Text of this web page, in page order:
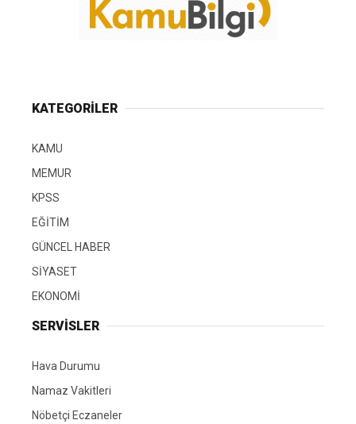
KATEGORİLER
KAMU
MEMUR
KPSS
EĞİTİM
GÜNCEL HABER
SİYASET
EKONOMİ
SERVİSLER
Hava Durumu
Namaz Vakitleri
Nöbetçi Eczaneler